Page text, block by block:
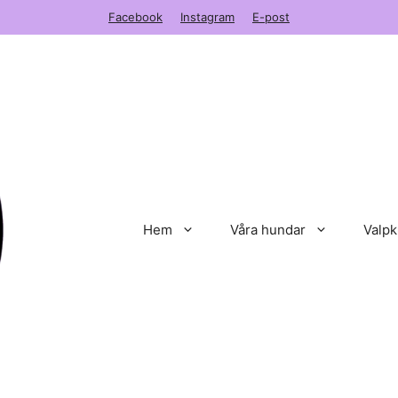
Facebook Instagram E-post
Hem Våra hundar